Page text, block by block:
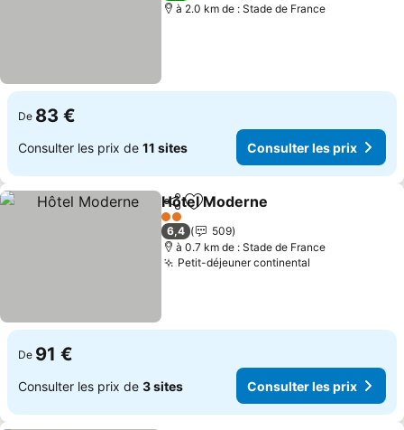
à 2.0 km de : Stade de France
De 83 €
Consulter les prix de 11 sites Consulter les prix
PartagerAjouter à mes favoris
Hôtel Moderne
2 Étoiles
6,4
509
à 0.7 km de : Stade de France
Petit-déjeuner continental
De 91 €
Consulter les prix de 3 sites Consulter les prix